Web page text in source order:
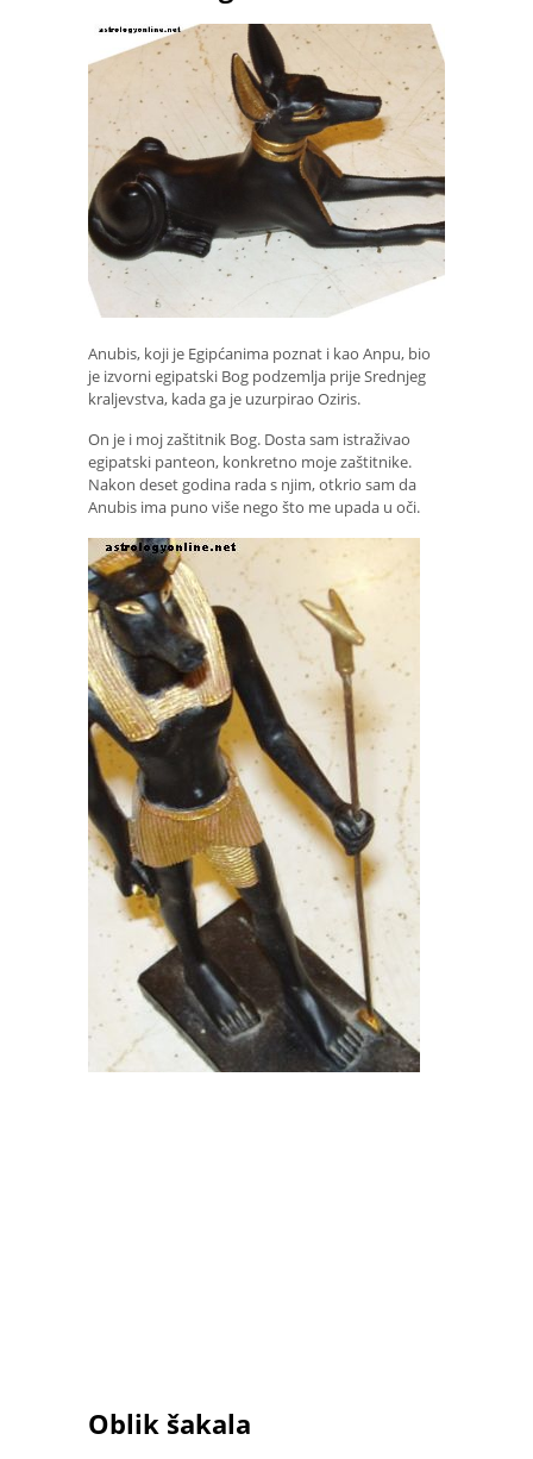
Anubis, koji je Egipćanima poznat i kao Anpu, bio
je izvorni egipatski Bog podzemlja prije Srednjeg
kraljevstva, kada ga je uzurpirao Oziris.
On je i moj zaštitnik Bog. Dosta sam istraživao
egipatski panteon, konkretno moje zaštitnike.
Nakon deset godina rada s njim, otkrio sam da
Anubis ima puno više nego što me upada u oči.
Oblik šakala